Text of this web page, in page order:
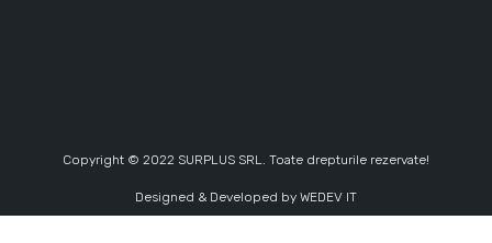
Copyright © 2022 SURPLUS SRL. Toate drepturile rezervate!
Designed & Developed by WEDEV IT